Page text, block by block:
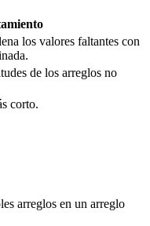
los valores faltantes con
de los arreglos no
corto.
arreglos en un arreglo